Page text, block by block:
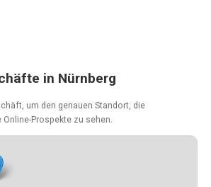
in Nürnberg
um den genauen Standort, die
Prospekte zu sehen.